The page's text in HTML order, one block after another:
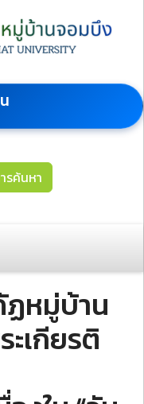
รค้นหา
ฏหมู่บ้าน
เกียรติ